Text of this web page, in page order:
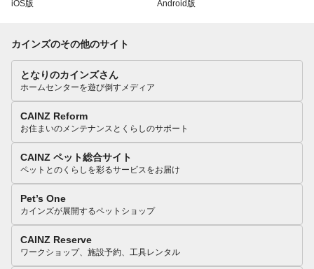
iOS版 Android版
カインズのその他のサイト
となりのカインズさん
ホームセンターを遊び倒すメディア
CAINZ Reform
お住まいのメンテナンスとくらしのサポート
CAINZ ペット総合サイト
ペットとのくらしを彩るサービスをお届け
Pet’s One
カインズが展開するペットショップ
CAINZ Reserve
ワークショップ、施設予約、工具レンタル